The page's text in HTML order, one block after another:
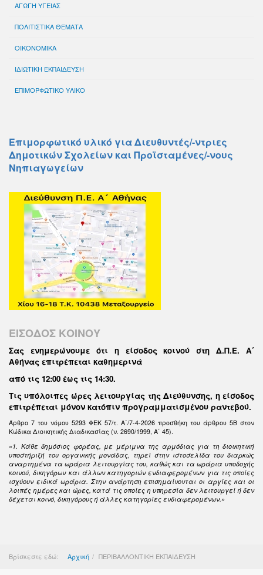
ΑΓΩΓΗ ΥΓΕΙΑΣ
ΠΟΛΙΤΙΣΤΙΚΑ ΘΕΜΑΤΑ
ΟΙΚΟΝΟΜΙΚΑ
ΙΔΙΩΤΙΚΗ ΕΚΠΑΙΔΕΥΣΗ
ΕΠΙΜΟΡΦΩΤΙΚΟ ΥΛΙΚΟ
Επιμορφωτικό υλικό για Διευθυντές/-ντριες
Δημοτικών Σχολείων και Προϊσταμένες/-νους
Νηπιαγωγείων
ΕΙΣΟΔΟΣ ΚΟΙΝΟΥ
Σας ενημερώνουμε ότι η είσοδος κοινού στη Δ.Π.Ε. Α΄
Αθήνας επιτρέπεται καθημερινά
από τις 12:00 έως τις 14:30.
Τις υπόλοιπες ώρες λειτουργίας της Διεύθυνσης, η είσοδος
επιτρέπεται μόνον κατόπιν προγραμματισμένου ραντεβού.
Άρθρο 7 του νόμου 5293 ΦΕΚ 57/τ. Α΄/7-4-2026 προσθήκη του άρθρου 5Β στον
Κώδικα Διοικητικής Διαδικασίας (ν. 2690/1999, Α΄ 45).
«1. Κάθε δημόσιος φορέας, με μέριμνα της αρμόδιας για τη διοικητική
υποστήριξή του οργανικής μονάδας, τηρεί στην ιστοσελίδα του διαρκώς
αναρτημένα τα ωράρια λειτουργίας του, καθώς και τα ωράρια υποδοχής
κοινού, δικηγόρων και άλλων κατηγοριών ενδιαφερομένων για τις οποίες
ισχύουν ειδικά ωράρια. Στην ανάρτηση επισημαίνονται οι αργίες και οι
λοιπές ημέρες και ώρες, κατά τις οποίες η υπηρεσία δεν λειτουργεί ή δεν
δέχεται κοινό, δικηγόρους ή άλλες κατηγορίες ενδιαφερομένων.»
Βρίσκεστε εδώ: Αρχική ΠΕΡΙΒΑΛΛΟΝΤΙΚΗ ΕΚΠΑΙΔΕΥΣΗ